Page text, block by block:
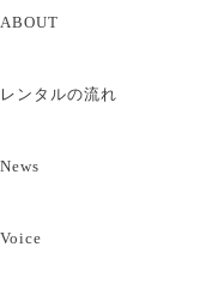
ABOUT
レンタルの流れ
News
Voice